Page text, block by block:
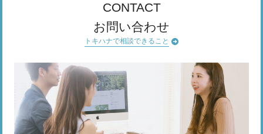
CONTACT
お問い合わせ
トキハナで相談できること